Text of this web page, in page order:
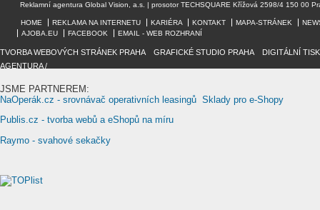
Reklamní agentura Global Vision, a.s. | prosotor TECHSQUARE Křížová 2598/4 150 00
HOME REKLAMA NA INTERNETU KARIÉRA KONTAKT MAPA-STRÁNEK
AJOBA.EU
FACEBOOK EMAIL - WEB ROZHRANÍ
TVORBA WEBOVÝCH STRÁNEK PRAHA GRAFICKÉ STUDIO PRAHA
DIGITÁLNÍ
AGENTURA /
JSME PARTNEREM:
NaOperák.cz - srovnávač operativních leasingů Sklady pro e-Shopy
Publis.cz - tvorba webů a eShopů na míru
Raymo - svahové sekačky